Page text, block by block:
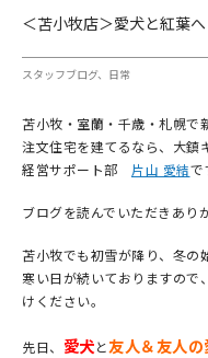
＜苫小牧店＞愛犬と紅葉へ
スタッフブログ 日常
苫小牧・室蘭・千歳・札幌で
注文住宅を建てるなら、大鎮
経営サポート部 片山 愛結で
ブログを読んでいただきあり
苫小牧でも初雪が降り、冬の
寒い日が続いておりますので
けください。
先日、 愛犬と友人＆友人